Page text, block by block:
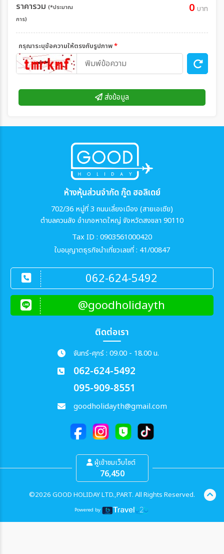
ราคารวม (*ประมาณ
การ)
0 บาท
กรุณาระบุข้อความให้ตรงกับรูปภาพ*
ส่งข้อมูล
ห้างหุ้นส่วนจำกัด กู๊ด ฮอลิเดย์
702/36 หมู่ที่ 3 ถนนเลี่ยงเมือง (สายเอเซีย)
ตำบลควนลัง อำเภอหาดใหญ่ จังหวัดสงขลา 90110
Tax ID : 0903561000420
ใบอนุญาตธุรกิจนำเที่ยวเลขที่ : 41/00847
062-624-5492
@goodholidayth
ติดต่อเรา
จันทร์-ศุกร์ : 09.00 - 18.00 น.
062-624-5492
095-909-8551
goodholidayth@gmail.com
ผู้เข้าชมเว็บไซต์
76,450
©2026 GOOD HOLIDAY LTD.,PART. All Rights Reserved.
Powered by